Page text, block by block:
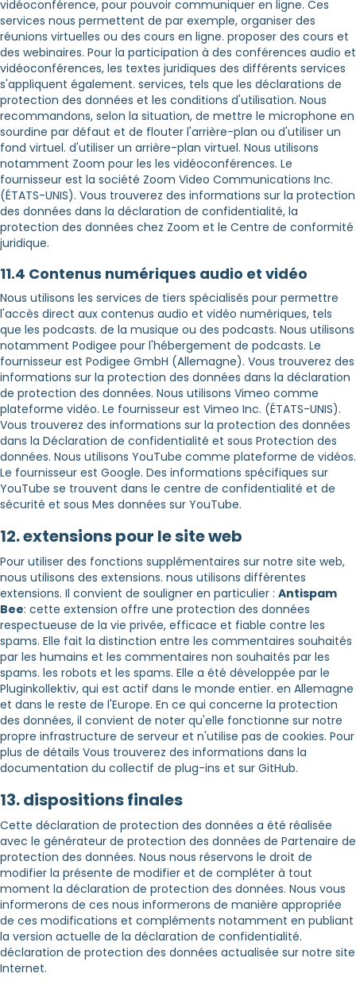
vidéoconférence, pour pouvoir communiquer en ligne. Ces
services nous permettent de par exemple, organiser des
réunions virtuelles ou des cours en ligne. proposer des cours et
des webinaires. Pour la participation à des conférences audio et
vidéoconférences, les textes juridiques des différents services
s'appliquent également. services, tels que les déclarations de
protection des données et les conditions d'utilisation. Nous
recommandons, selon la situation, de mettre le microphone en
sourdine par défaut et de flouter l'arrière-plan ou d'utiliser un
fond virtuel. d'utiliser un arrière-plan virtuel. Nous utilisons
notamment Zoom pour les les vidéoconférences. Le
fournisseur est la société Zoom Video Communications Inc.
(ÉTATS-UNIS). Vous trouverez des informations sur la protection
des données dans la déclaration de confidentialité, la
protection des données chez Zoom et le Centre de conformité
juridique.
11.4 Contenus numériques audio et vidéo
Nous utilisons les services de tiers spécialisés pour permettre
l'accès direct aux contenus audio et vidéo numériques, tels
que les podcasts. de la musique ou des podcasts. Nous utilisons
notamment Podigee pour l'hébergement de podcasts. Le
fournisseur est Podigee GmbH (Allemagne). Vous trouverez des
informations sur la protection des données dans la déclaration
de protection des données. Nous utilisons Vimeo comme
plateforme vidéo. Le fournisseur est Vimeo Inc. (ÉTATS-UNIS).
Vous trouverez des informations sur la protection des données
dans la Déclaration de confidentialité et sous Protection des
données. Nous utilisons YouTube comme plateforme de vidéos.
Le fournisseur est Google. Des informations spécifiques sur
YouTube se trouvent dans le centre de confidentialité et de
sécurité et sous Mes données sur YouTube.
12. extensions pour le site web
Pour utiliser des fonctions supplémentaires sur notre site web,
nous utilisons des extensions. nous utilisons différentes
extensions. Il convient de souligner en particulier : Antispam
Bee: cette extension offre une protection des données
respectueuse de la vie privée, efficace et fiable contre les
spams. Elle fait la distinction entre les commentaires souhaités
par les humains et les commentaires non souhaités par les
spams. les robots et les spams. Elle a été développée par le
Pluginkollektiv, qui est actif dans le monde entier. en Allemagne
et dans le reste de l'Europe. En ce qui concerne la protection
des données, il convient de noter qu'elle fonctionne sur notre
propre infrastructure de serveur et n'utilise pas de cookies. Pour
plus de détails Vous trouverez des informations dans la
documentation du collectif de plug-ins et sur GitHub.
13. dispositions finales
Cette déclaration de protection des données a été réalisée
avec le générateur de protection des données de Partenaire de
protection des données. Nous nous réservons le droit de
modifier la présente de modifier et de compléter à tout
moment la déclaration de protection des données. Nous vous
informerons de ces nous informerons de manière appropriée
de ces modifications et compléments notamment en publiant
la version actuelle de la déclaration de confidentialité.
déclaration de protection des données actualisée sur notre site
Internet.